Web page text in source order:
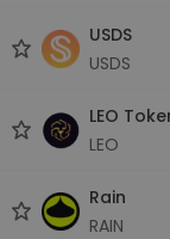
USDS
USDS
LEO
LEO
Rain
RAIN